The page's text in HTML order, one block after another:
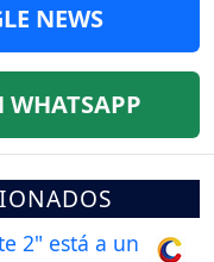
NEWS
WHATSAPP